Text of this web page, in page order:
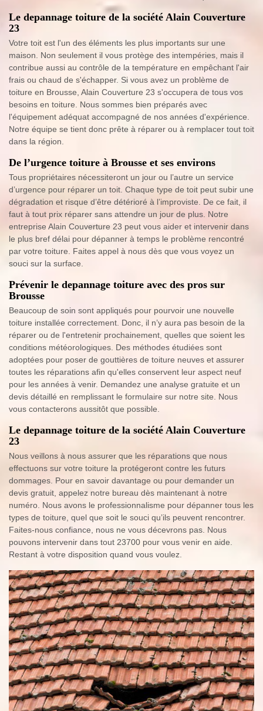
Le depannage toiture de la société Alain Couverture
23
Votre toit est l'un des éléments les plus importants sur une
maison. Non seulement il vous protège des intempéries, mais il
contribue aussi au contrôle de la température en empêchant l'air
frais ou chaud de s'échapper. Si vous avez un problème de
toiture en Brousse, Alain Couverture 23 s'occupera de tous vos
besoins en toiture. Nous sommes bien préparés avec
l'équipement adéquat accompagné de nos années d'expérience.
Notre équipe se tient donc prête à réparer ou à remplacer tout toit
dans la région.
De l’urgence toiture à Brousse et ses environs
Tous propriétaires nécessiteront un jour ou l’autre un service
d’urgence pour réparer un toit. Chaque type de toit peut subir une
dégradation et risque d’être détérioré à l’improviste. De ce fait, il
faut à tout prix réparer sans attendre un jour de plus. Notre
entreprise Alain Couverture 23 peut vous aider et intervenir dans
le plus bref délai pour dépanner à temps le problème rencontré
par votre toiture. Faites appel à nous dès que vous voyez un
souci sur la surface.
Prévenir le depannage toiture avec des pros sur
Brousse
Beaucoup de soin sont appliqués pour pourvoir une nouvelle
toiture installée correctement. Donc, il n’y aura pas besoin de la
réparer ou de l'entretenir prochainement, quelles que soient les
conditions météorologiques. Des méthodes étudiées sont
adoptées pour poser de gouttières de toiture neuves et assurer
toutes les réparations afin qu'elles conservent leur aspect neuf
pour les années à venir. Demandez une analyse gratuite et un
devis détaillé en remplissant le formulaire sur notre site. Nous
vous contacterons aussitôt que possible.
Le depannage toiture de la société Alain Couverture
23
Nous veillons à nous assurer que les réparations que nous
effectuons sur votre toiture la protégeront contre les futurs
dommages. Pour en savoir davantage ou pour demander un
devis gratuit, appelez notre bureau dès maintenant à notre
numéro. Nous avons le professionnalisme pour dépanner tous les
types de toiture, quel que soit le souci qu’ils peuvent rencontrer.
Faites-nous confiance, nous ne vous décevrons pas. Nous
pouvons intervenir dans tout 23700 pour vous venir en aide.
Restant à votre disposition quand vous voulez.